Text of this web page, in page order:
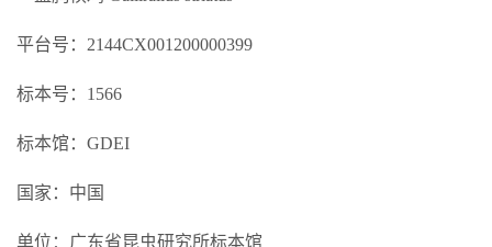
平台号：2144CX001200000399
标本号：1566
标本馆：GDEI
国家：中国
单位：广东省昆虫研究所标本馆